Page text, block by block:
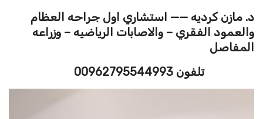
د. مازن كرديه —— استشاري اول جراحه العظام
والعمود الفقري – والاصابات الرياضيه – وزراعه
المفاصل
تلفون 00962795544993